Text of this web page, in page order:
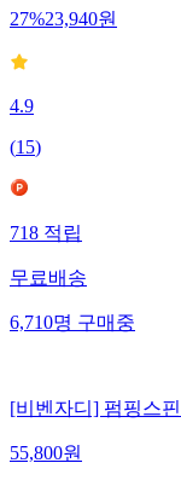
27%23,940원
4.9
(15)
718적립
무료배송
6,710명구매중
[비벤자디] 펌핑스
55,800원